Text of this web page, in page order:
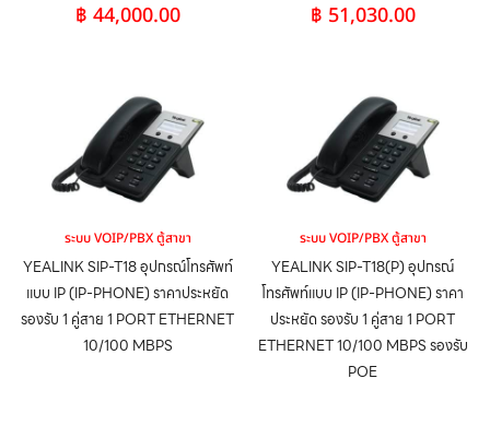
฿ 44,000.00 ฿ 51,030.00
ระบบ VOIP/PBX ตู้สาขา
YEALINK SIP-T18 อุปกรณ์โทรศัพท์
แบบ IP (IP-PHONE) ราคาประหยัด
รองรับ 1 คู่สาย 1 PORT ETHERNET
10/100 MBPS
ระบบ VOIP/PBX ตู้สาขา
YEALINK SIP-T18(P) อุปกรณ์
โทรศัพท์แบบ IP (IP-PHONE) ราคา
ประหยัด รองรับ 1 คู่สาย 1 PORT
ETHERNET 10/100 MBPS รองรับ
POE